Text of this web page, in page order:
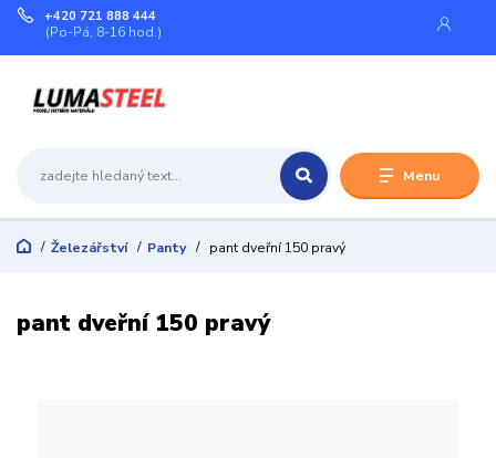
Menu
+420 721 888 444
(Po-Pá, 8-16 hod.)
Železářství Panty pant dveřní 150 pravý
pant dveřní 150 pravý